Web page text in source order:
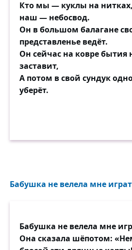
Кто мы — куклы на
наш — небосвод.
Он в большом балагане
представленье ведёт.
Он сейчас на ковре бытия
заставит,
А потом в свой сундук
уберёт.
Бабушка не велела мне
Бабушка не велела мне
Она сказала шёпотом: